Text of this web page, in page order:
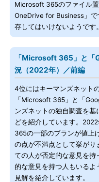
Microsoft 365のファイル
OneDrive for Business」
存してはいけないようです
「Microsoft 365」と
況（2022年）／前編
4位にはキーマンズネット
「Microsoft 365」と「
ンズネットの独自調査を
どを紹介しています。
365の一部のプランが値上
の点が不満点として挙が
ての人が否定的な意見を持
的な意見を持つ人もいる
見解を紹介しています。